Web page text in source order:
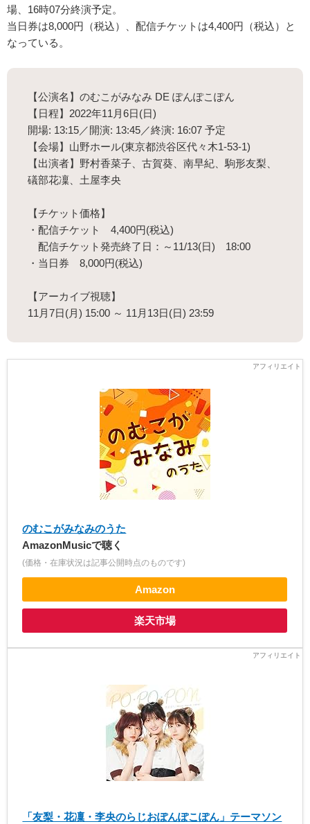
場、16時07分終演予定。
当日券は8,000円（税込）、配信チケットは4,400円（税込）と
なっている。
【公演名】のむこがみなみ DE ぽんぽこぽん
【日程】2022年11月6日(日)
開場: 13:15／開演: 13:45／終演: 16:07 予定
【会場】山野ホール(東京都渋谷区代々木1-53-1)
【出演者】野村香菜子、古賀葵、南早紀、駒形友梨、
礒部花凜、土屋李央
【チケット価格】
・配信チケット 4,400円(税込)
配信チケット発売終了日：～11/13(日) 18:00
・当日券 8,000円(税込)
【アーカイブ視聴】
11月7日(月) 15:00 ～ 11月13日(日) 23:59
のむこがみなみのうた
AmazonMusicで聴く
(価格・在庫状況は記事公開時点のものです)
Amazon
楽天市場
「友梨・花凜・李央のらじおぽんぽこぽん」テーマソン